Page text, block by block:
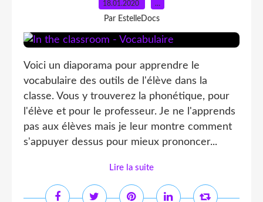
18.01.2020 …
Par EstelleDocs
Voici un diaporama pour apprendre le
vocabulaire des outils de l'élève dans la
classe. Vous y trouverez la phonétique, pour
l'élève et pour le professeur. Je ne l'apprends
pas aux élèves mais je leur montre comment
s'appuyer dessus pour mieux prononcer...
Lire la suite